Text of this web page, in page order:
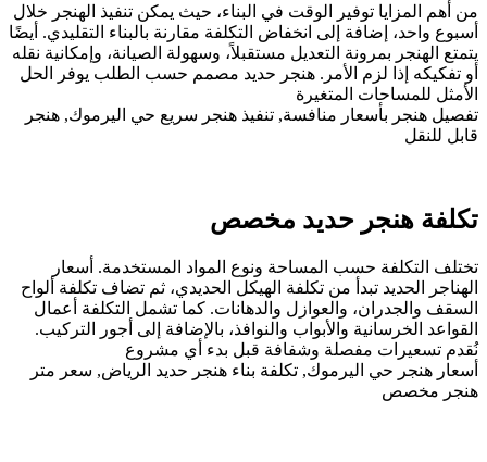
من أهم المزايا توفير الوقت في البناء، حيث يمكن تنفيذ الهنجر خلال
أسبوع واحد، إضافة إلى انخفاض التكلفة مقارنة بالبناء التقليدي. أيضًا
يتمتع الهنجر بمرونة التعديل مستقبلاً، وسهولة الصيانة، وإمكانية نقله
أو تفكيكه إذا لزم الأمر. هنجر حديد مصمم حسب الطلب يوفر الحل
الأمثل للمساحات المتغيرة
تفصيل هنجر بأسعار منافسة, تنفيذ هنجر سريع حي اليرموك, هنجر
قابل للنقل
تكلفة هنجر حديد مخصص
تختلف التكلفة حسب المساحة ونوع المواد المستخدمة. أسعار
الهناجر الحديد تبدأ من تكلفة الهيكل الحديدي، ثم تضاف تكلفة ألواح
السقف والجدران، والعوازل والدهانات. كما تشمل التكلفة أعمال
القواعد الخرسانية والأبواب والنوافذ، بالإضافة إلى أجور التركيب.
نُقدم تسعيرات مفصلة وشفافة قبل بدء أي مشروع
أسعار هنجر حي اليرموك, تكلفة بناء هنجر حديد الرياض, سعر متر
هنجر مخصص